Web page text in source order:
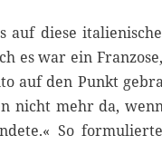
auf diese
es war ein
auf den Punkt
nicht mehr da,
So